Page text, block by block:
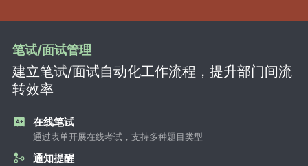
笔试/面试管理
建立笔试/面试自动化工作流程，提升部门间流
转效率
在线笔试
通过表单开展在线考试，支持多种题目类型
通知提醒